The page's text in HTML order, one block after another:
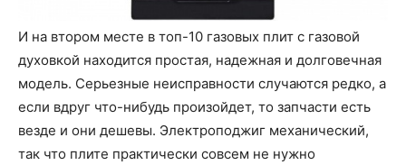
И на втором месте в топ-10 газовых плит с газовой
духовкой находится простая, надежная и долговечная
модель. Серьезные неисправности случаются редко, а
если вдруг что-нибудь произойдет, то запчасти есть
везде и они дешевы. Электроподжиг механический,
так что плите практически совсем не нужно